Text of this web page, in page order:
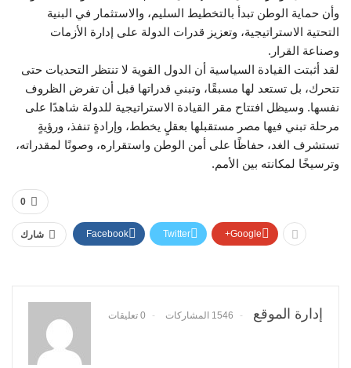
وأن حماية الوطن تبدأ بالتخطيط السليم، والاستثمار في البنية
التحتية الاستراتيجية، وتعزيز قدرات الدولة على إدارة الأزمات
وصناعة القرار.
لقد أثبتت القيادة السياسية أن الدول القوية لا تنتظر التحديات حتى
تتحرك، بل تستعد لها مسبقًا، وتبني قدراتها قبل أن تفرض الظروف
نفسها. وسيظل افتتاح مقر القيادة الاستراتيجية للدولة شاهدًا على
مرحلة تبني فيها مصر مستقبلها بعقلٍ يخطط، وإرادةٍ تنفذ، ورؤيةٍ
تستشرف الغد، حفاظًا على أمن الوطن واستقراره، وصونًا لمقدراته،
وترسيخًا لمكانته بين الأمم.
0
شارك Facebook Twitter Google+
إدارة الموقع 1546 المشاركات 0 تعليقات